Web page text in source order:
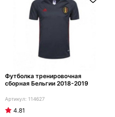
Футболка тренировочная
сборная Бельгии 2018-2019
114627
4.81